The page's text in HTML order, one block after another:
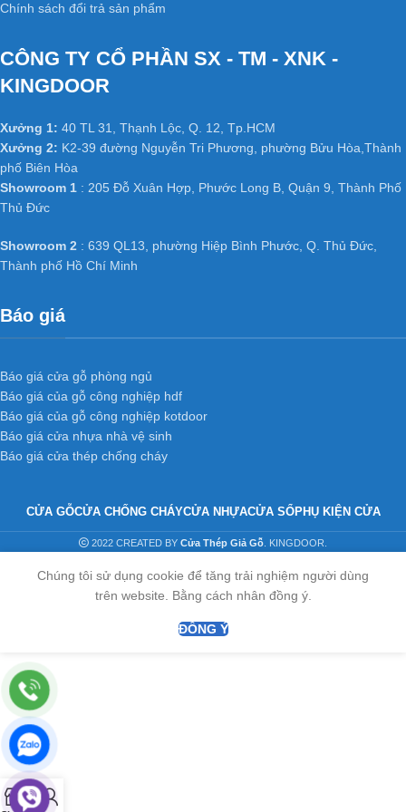
Chính sách đổi trả sản phẩm
CÔNG TY CỔ PHẦN SX - TM - XNK -
KINGDOOR
Xưởng 1: 40 TL 31, Thạnh Lộc, Q. 12, Tp.HCM
Xưởng 2: K2-39 đường Nguyễn Tri Phương, phường Bửu Hòa,Thành
phố Biên Hòa
Showroom 1 : 205 Đỗ Xuân Hợp, Phước Long B, Quận 9, Thành Phố
Thủ Đức
Showroom 2 : 639 QL13, phường Hiệp Bình Phước, Q. Thủ Đức,
Thành phố Hồ Chí Minh
Báo giá
Báo giá cửa gỗ phòng ngủ
Báo giá của gỗ công nghiệp hdf
Báo giá của gỗ công nghiệp kotdoor
Báo giá cửa nhựa nhà vệ sinh
Báo giá cửa thép chống cháy
CỬA GỖCỬA CHỐNG CHÁYCỬA NHỰACỬA SỔPHỤ KIỆN CỬA
2022 CREATED BY Cửa Thép Giả Gỗ . KINGDOOR.
Chúng tôi sử dụng cookie để tăng trải nghiệm người dùng
trên website. Bằng cách nhân đồng ý.
ĐỒNG Ý
0